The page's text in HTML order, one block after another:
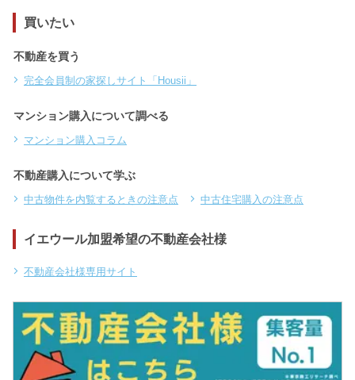
買いたい
不動産を買う
完全会員制の家探しサイト「Housii」
マンション購入について調べる
マンション購入コラム
不動産購入について学ぶ
中古物件を内覧するときの注意点 中古住宅購入の注意点
イエウール加盟希望の不動産会社様
不動産会社様専用サイト